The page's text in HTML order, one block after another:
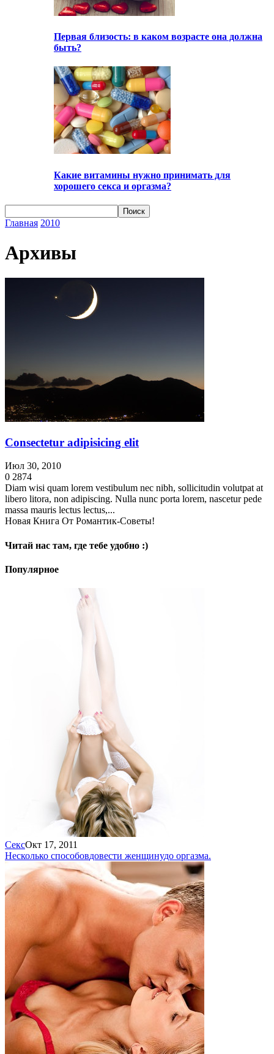
Первая близость: в каком возрасте она должна
быть?
Какие витамины нужно принимать для
хорошего секса и оргазма?
Главная 2010
Архивы
Consectetur adipisicing elit
Июл 30, 2010
0 2874
Diam wisi quam lorem vestibulum nec nibh, sollicitudin volutpat at
libero litora, non adipiscing. Nulla nunc porta lorem, nascetur pede
massa mauris lectus lectus,...
Новая Книга От Романтик-Советы!
Читай нас там, где тебе удобно :)
Популярное
СексОкт 17, 2011
Несколько способовдовести женщинудо оргазма.